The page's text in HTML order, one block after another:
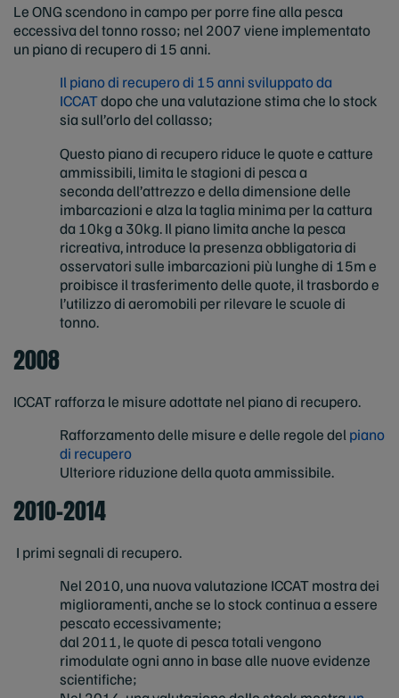
Le ONG scendono in campo per porre fine alla pesca
eccessiva del tonno rosso; nel 2007 viene implementato
un piano di recupero di 15 anni.
Il piano di recupero di 15 anni sviluppato da
ICCATdopo che una valutazione stima che lo stock
sia sull’orlo del collasso;
Questo piano di recupero riduce le quote e catture
ammissibili, limita le stagioni di pesca a
seconda dell’attrezzo e della dimensione delle
imbarcazioni e alza la taglia minima per la cattura
da 10kg a 30kg. Il piano limita anche la pesca
ricreativa, introduce la presenza obbligatoria di
osservatori sulle imbarcazioni più lunghe di 15m e
proibisce il trasferimento delle quote, il trasbordo e
l’utilizzo di aeromobili per rilevare le scuole di
tonno.
2008
ICCAT rafforza le misure adottate nel piano di recupero.
Rafforzamento delle misure e delle regole delpiano
di recupero
Ulteriore riduzione della quota ammissibile.
2010-2014
I primi segnali di recupero.
Nel 2010, una nuova valutazione ICCAT mostra dei
miglioramenti, anche se lo stock continua a essere
pescato eccessivamente;
dal 2011, le quote di pesca totali vengono
rimodulate ogni anno in base alle nuove evidenze
scientifiche;